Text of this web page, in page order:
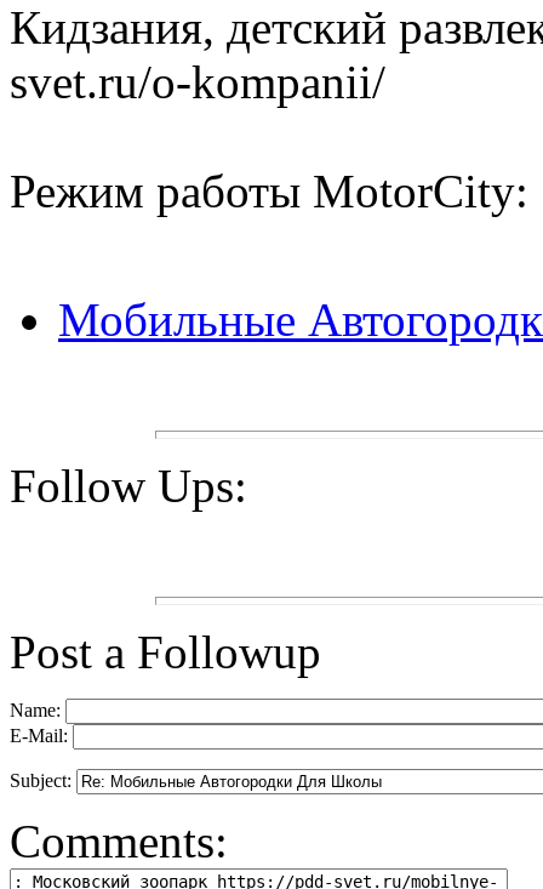
Кидзания, детский
svet.ru/o-kompanii/
Режим работы MotorCity:
Мобильные
Follow Ups:
Post a Followup
Name:
E-Mail:
Subject:
Comments: